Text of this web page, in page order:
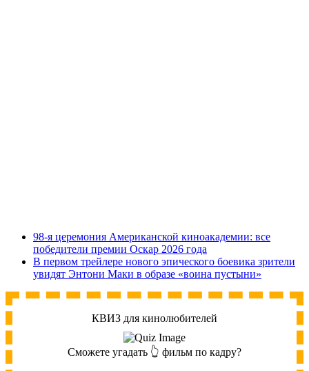
98-я церемония Американской киноакадемии: все
победители премии Оскар 2026 года
В первом трейлере нового эпического боевика зрители
увидят Энтони Маки в образе «воина пустыни»
КВИЗ для кинолюбителей
Сможете угадать 👆 фильм по кадру?